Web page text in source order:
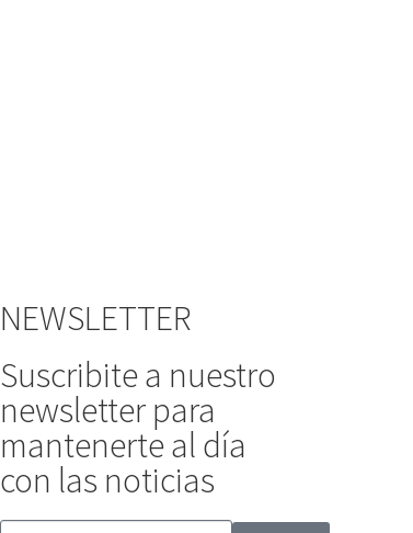
NEWSLETTER
Suscribite a nuestro
newsletter para
mantenerte al día
con las noticias